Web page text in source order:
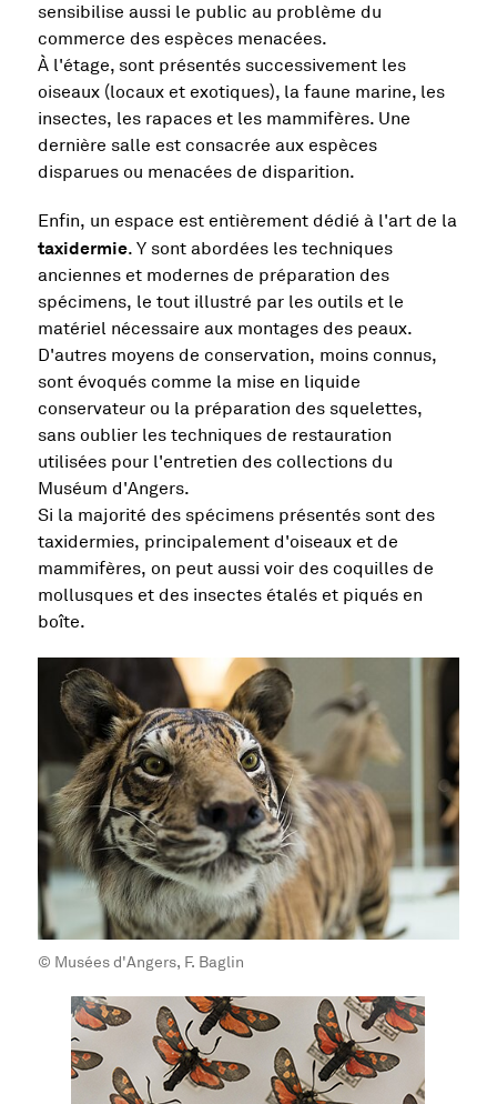
sensibilise aussi le public au problème du
commerce des espèces menacées.
À l'étage, sont présentés successivement les
oiseaux (locaux et exotiques), la faune marine, les
insectes, les rapaces et les mammifères. Une
dernière salle est consacrée aux espèces
disparues ou menacées de disparition.
Enfin, un espace est entièrement dédié à l'art de la
taxidermie. Y sont abordées les techniques
anciennes et modernes de préparation des
spécimens, le tout illustré par les outils et le
matériel nécessaire aux montages des peaux.
D'autres moyens de conservation, moins connus,
sont évoqués comme la mise en liquide
conservateur ou la préparation des squelettes,
sans oublier les techniques de restauration
utilisées pour l'entretien des collections du
Muséum d'Angers.
Si la majorité des spécimens présentés sont des
taxidermies, principalement d'oiseaux et de
mammifères, on peut aussi voir des coquilles de
mollusques et des insectes étalés et piqués en
boîte.
© Musées d'Angers, F. Baglin